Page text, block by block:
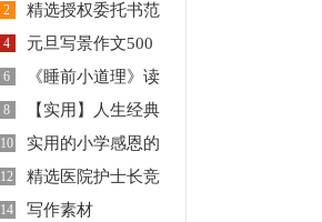
2
精选授权委托书范
文集锦6篇
4
元旦写景作文500
字
6
《睡前小道理》读
后感
8
【实用】人生经典
语录59条
10
实用的小学感恩的
作文四篇
12
精选医院护士长竞
聘演讲稿三篇
14 写作素材